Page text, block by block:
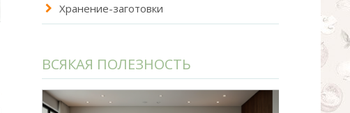
Хранение-заготовки
ВСЯКАЯ ПОЛЕЗНОСТЬ